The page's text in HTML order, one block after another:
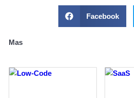
Facebook
Mas